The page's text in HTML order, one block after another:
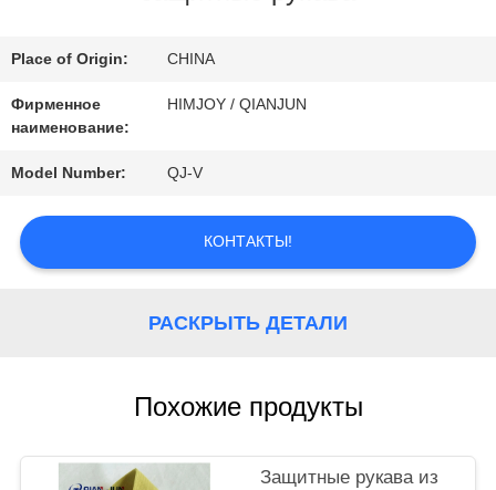
ФАБРИКА
КОНТРОЛЬ
КАЧЕСТВА
КОНТАКТЫ
Place of Origin: CHINA
Фирменное
наименование:
HIMJOY / QIANJUN
Model Number: QJ-V
КОНТАКТЫ!
РАСКРЫТЬ ДЕТАЛИ
Похожие продукты
Защитные рукава из